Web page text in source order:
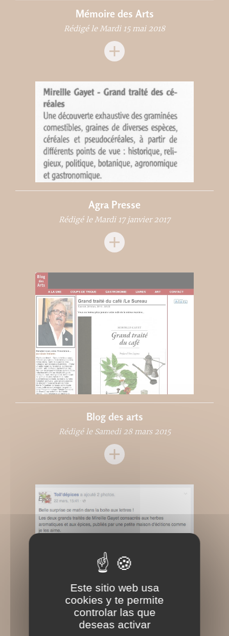
Mémoire des Arts
Rédigé le Mardi 15 mai 2018
Agra Presse
Rédigé le Mardi 17 janvier 2017
Blog des arts
Rédigé le Samedi 28 mars 2015
Este sitio web usa
cookies y te permite
controlar las que
deseas activar